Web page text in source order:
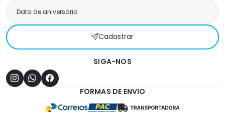
Cadastrar
SIGA-NOS
FORMAS DE ENVIO